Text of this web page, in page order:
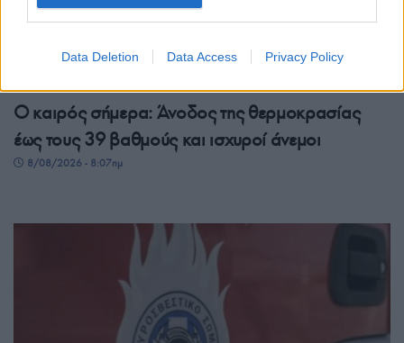
Data Deletion Data Access Privacy Policy
Ο καιρός σήμερα: Άνοδος της θερμοκρασίας
έως τους 39 βαθμούς και ισχυροί άνεμοι
8/08/2026 - 8:07πμ